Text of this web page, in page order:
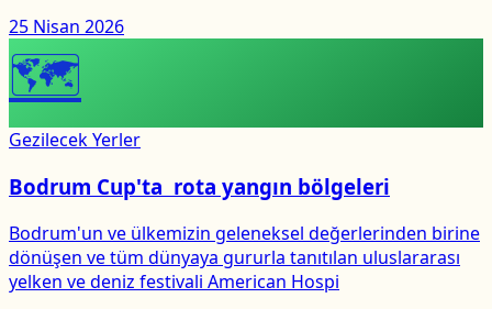
25 Nisan 2026
🗺
Gezilecek Yerler
Bodrum Cup'ta rota yangın bölgeleri
Bodrum'un ve ülkemizin geleneksel değerlerinden birine
dönüşen ve tüm dünyaya gururla tanıtılan uluslararası
yelken ve deniz festivali American Hospi